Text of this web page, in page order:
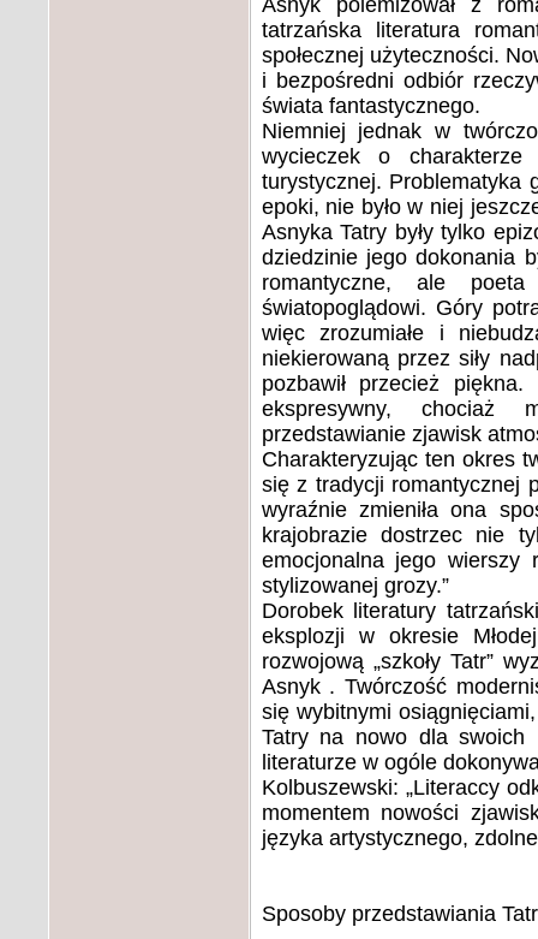
Asnyk polemizował z
tatrzańska literatura
społecznej użyteczności.
i bezpośredni odbiór
świata fantastycznego.
Niemniej jednak w
wycieczek o charakterze
turystycznej. Problematyka
epoki, nie było w niej
Asnyka Tatry były tylko
dziedzinie jego dokonania
romantyczne, ale poeta
światopoglądowi. Góry
więc zrozumiałe i
niekierowaną przez siły
pozbawił przecież
ekspresywny, chociaż
przedstawianie zjawisk
Charakteryzując ten okres
się z tradycji romantycznej
wyraźnie zmieniła ona
krajobrazie dostrzec nie
emocjonalna jego wierszy
stylizowanej grozy.”
Dorobek literatury
eksplozji w okresie
rozwojową „szkoły Tatr”
Asnyk . Twórczość
się wybitnymi
Tatry na nowo dla swoich
literaturze w ogóle
Kolbuszewski: „Literaccy
momentem nowości
języka artystycznego,
Sposoby przedstawiania